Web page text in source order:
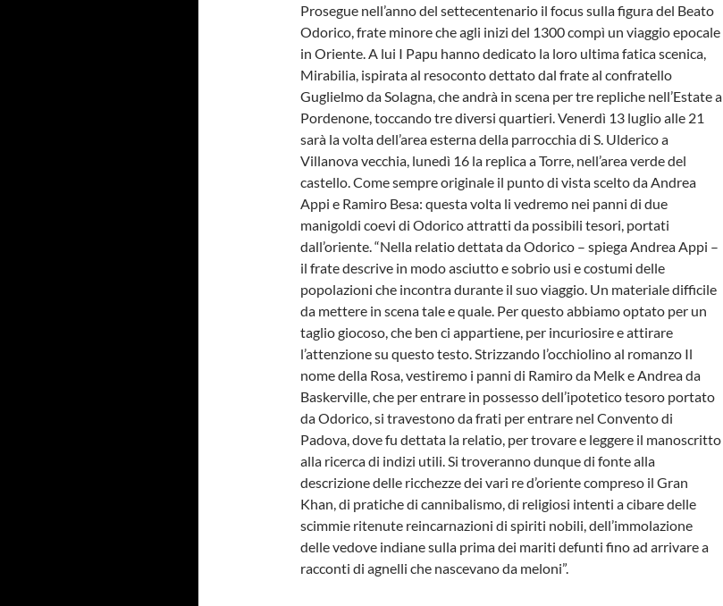
Prosegue nell’anno del settecentenario il focus sulla figura del Beato
Odorico, frate minore che agli inizi del 1300 compì un viaggio epocale
in Oriente. A lui I Papu hanno dedicato la loro ultima fatica scenica,
Mirabilia, ispirata al resoconto dettato dal frate al confratello
Guglielmo da Solagna, che andrà in scena per tre repliche nell’Estate a
Pordenone, toccando tre diversi quartieri. Venerdì 13 luglio alle 21
sarà la volta dell’area esterna della parrocchia di S. Ulderico a
Villanova vecchia, lunedì 16 la replica a Torre, nell’area verde del
castello. Come sempre originale il punto di vista scelto da Andrea
Appi e Ramiro Besa: questa volta li vedremo nei panni di due
manigoldi coevi di Odorico attratti da possibili tesori, portati
dall’oriente. “Nella relatio dettata da Odorico – spiega Andrea Appi –
il frate descrive in modo asciutto e sobrio usi e costumi delle
popolazioni che incontra durante il suo viaggio. Un materiale difficile
da mettere in scena tale e quale. Per questo abbiamo optato per un
taglio giocoso, che ben ci appartiene, per incuriosire e attirare
l’attenzione su questo testo. Strizzando l’occhiolino al romanzo Il
nome della Rosa, vestiremo i panni di Ramiro da Melk e Andrea da
Baskerville, che per entrare in possesso dell’ipotetico tesoro portato
da Odorico, si travestono da frati per entrare nel Convento di
Padova, dove fu dettata la relatio, per trovare e leggere il manoscritto
alla ricerca di indizi utili. Si troveranno dunque di fonte alla
descrizione delle ricchezze dei vari re d’oriente compreso il Gran
Khan, di pratiche di cannibalismo, di religiosi intenti a cibare delle
scimmie ritenute reincarnazioni di spiriti nobili, dell’immolazione
delle vedove indiane sulla prima dei mariti defunti fino ad arrivare a
racconti di agnelli che nascevano da meloni”.